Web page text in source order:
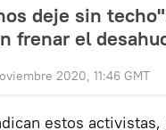
deje sin
frenar el
2020, 11:46 GMT
estos